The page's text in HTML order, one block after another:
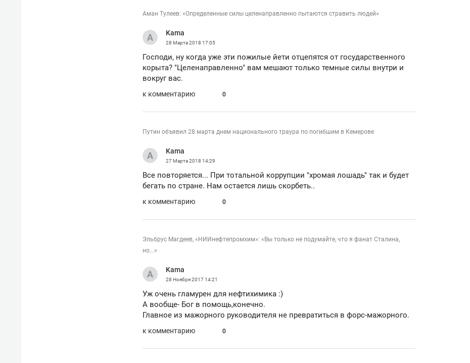
Аман Тулеев: «Определенные силы целенаправленно пытаются стравить людей»
Kama
28 Марта 2018 17:05
Господи, ну когда уже эти пожилые йети отцепятся от государственного
корыта? "Целенаправленно" вам мешают только темные силы внутри и
вокруг вас.
к комментарию 0
Путин объявил 28 марта днем национального траура по погибшим в Кемерове
Kama
27 Марта 2018 14:29
Все повторяется... При тотальной коррупции "хромая лошадь" так и будет
бегать по стране. Нам остается лишь скорбеть..
к комментарию 0
Эльбрус Магдеев, «НИИнефтепромхим»: «Вы только не подумайте, что я фанат Сталина,
но...»
Kama
28 Ноября 201714:21
Уж очень гламурен для нефтихимика :)
А вообще- Бог в помощь,конечно.
Главное из мажорного руководителя не превратиться в форс-мажорного.
к комментарию 0